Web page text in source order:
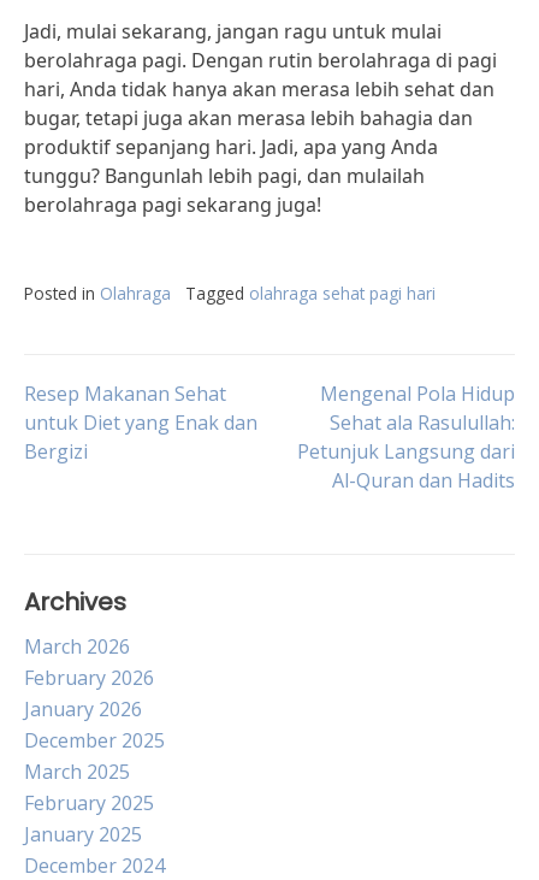
Jadi, mulai sekarang, jangan ragu untuk mulai
berolahraga pagi. Dengan rutin berolahraga di pagi
hari, Anda tidak hanya akan merasa lebih sehat dan
bugar, tetapi juga akan merasa lebih bahagia dan
produktif sepanjang hari. Jadi, apa yang Anda
tunggu? Bangunlah lebih pagi, dan mulailah
berolahraga pagi sekarang juga!
Posted in Olahraga Tagged olahraga sehat pagi hari
Post
navigation
Resep Makanan Sehat
untuk Diet yang Enak dan
Bergizi
Mengenal Pola Hidup
Sehat ala Rasulullah:
Petunjuk Langsung dari
Al-Quran dan Hadits
Archives
March 2026
February 2026
January 2026
December 2025
March 2025
February 2025
January 2025
December 2024